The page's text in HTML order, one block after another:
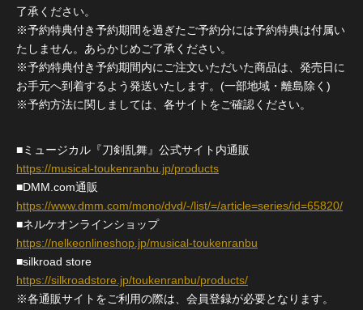
了承ください。
※予約特典付き予約期間を過ぎたご予約分には予約特典は付属い
たしません。あらかじめご了承ください。
※予約特典付き予約期間内にご注文いただいた商品は、発売日に
お手元へ到着するよう発送いたします。(一部地域・離島除く)
※予約方法に関しましては、各サイトをご確認ください。
■ミュージカル『刀剣乱舞』公式サイト内通販
https://musical-toukenranbu.jp/products
■DMM.com通販
https://www.dmm.com/mono/dvd/-/list/=/article=series/id=65820/
■ネルケオンラインショップ
https://nelkeonlineshop.jp/musical-toukenranbu
■silkroad store
https://silkroadstore.jp/toukenranbu/products/
※各通販サイトをご利用の際は、会員登録が必要となります。